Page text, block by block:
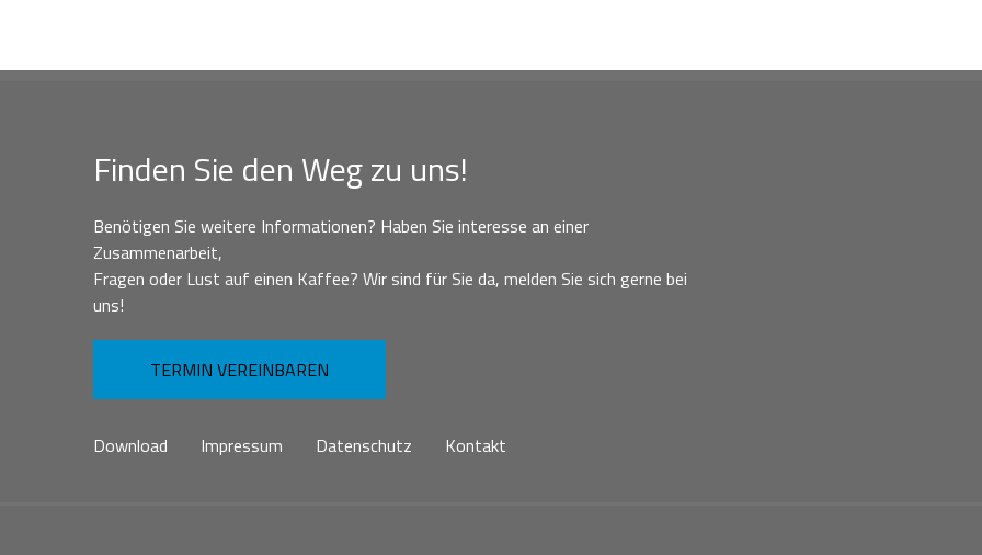
Finden Sie den Weg zu uns!
Benötigen Sie weitere Informationen? Haben Sie interesse an einer
Zusammenarbeit,
Fragen oder Lust auf einen Kaffee? Wir sind für Sie da, melden Sie sich gerne bei
uns!
TERMIN VEREINBAREN
Download Impressum Datenschutz Kontakt